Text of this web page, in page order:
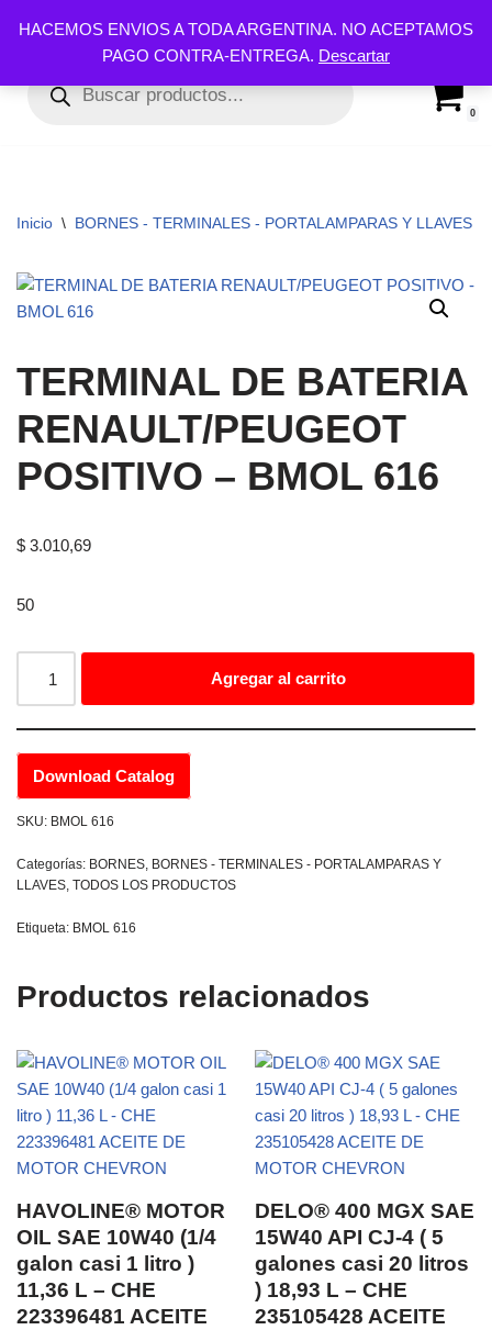
HACEMOS ENVIOS A TODA ARGENTINA. NO ACEPTAMOS
PAGO CONTRA-ENTREGA. Descartar
al
contenido
0
Inicio \ BORNES - TERMINALES - PORTALAMPARAS Y LLAVES
TERMINAL DE BATERIA
RENAULT/PEUGEOT
POSITIVO – BMOL 616
$ 3.010,69
50
Agregar al carrito
Download Catalog
SKU: BMOL 616
Categorías: BORNES, BORNES - TERMINALES - PORTALAMPARAS Y
LLAVES, TODOS LOS PRODUCTOS
Etiqueta: BMOL 616
Productos relacionados
HAVOLINE® MOTOR
OIL SAE 10W40 (1/4
galon casi 1 litro )
11,36 L – CHE
223396481 ACEITE
DELO® 400 MGX SAE
15W40 API CJ-4 ( 5
galones casi 20 litros
) 18,93 L – CHE
235105428 ACEITE